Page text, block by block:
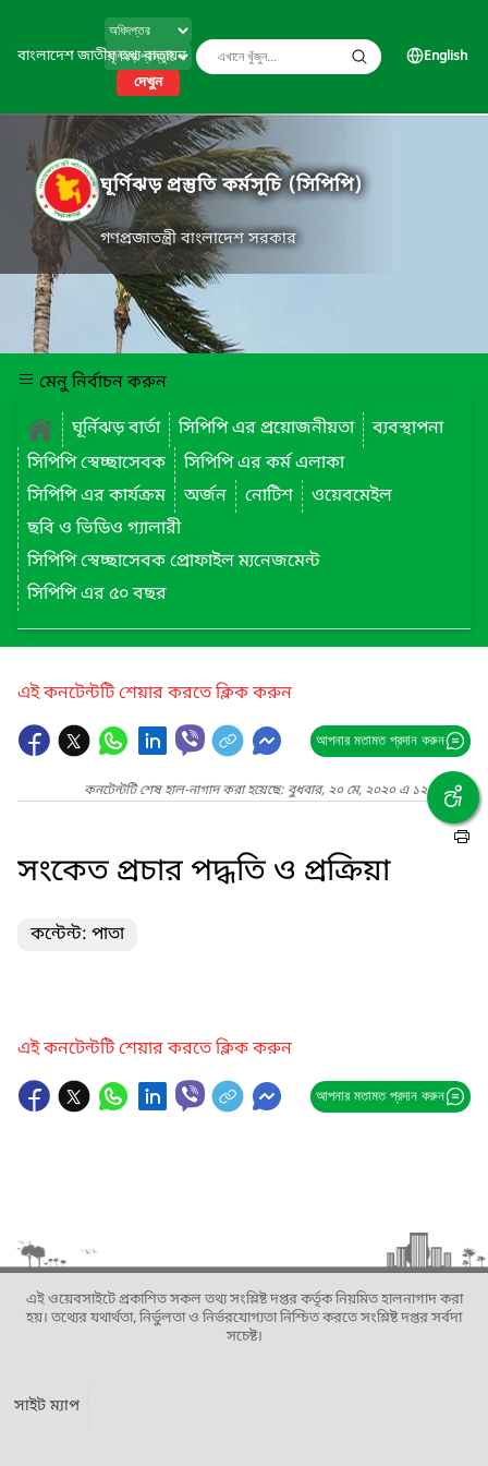
বাংলাদেশ জাতীয় তথ্য বাতায়ন
দেখুন
English
ঘূর্ণিঝড় প্রস্তুতি কর্মসূচি (সিপিপি)
গণপ্রজাতন্ত্রী বাংলাদেশ সরকার
মেনু নির্বাচন করুন
ঘূর্নিঝড় বার্তা
সিপিপি এর প্রয়োজনীয়তা
ব্যবস্থাপনা
সিপিপি স্বেচ্ছাসেবক
সিপিপি এর কর্ম এলাকা
সিপিপি এর কার্যক্রম
অর্জন নোটিশ
ওয়েবমেইল
ছবি ও ভিডিও গ্যালারী
সিপিপি স্বেচ্ছাসেবক প্রোফাইল ম্যনেজমেন্ট
সিপিপি এর ৫০ বছর
এই কনটেন্টটি শেয়ার করতে ক্লিক করুন
আপনার মতামত প্রদান করুন
কনটেন্টটি শেষ হাল-নাগাদ করা হয়েছে: বুধবার, ২০ মে, ২০২০ এ ১২:১৮ PM
সংকেত প্রচার পদ্ধতি ও প্রক্রিয়া
কন্টেন্ট: পাতা
এই কনটেন্টটি শেয়ার করতে ক্লিক করুন
আপনার মতামত প্রদান করুন
এই ওয়েবসাইটে প্রকাশিত সকল তথ্য সংশ্লিষ্ট দপ্তর কর্তৃক নিয়মিত হালনাগাদ করা
হয়। তথ্যের যথার্থতা, নির্ভুলতা ও নির্ভরযোগ্যতা নিশ্চিত করতে সংশ্লিষ্ট দপ্তর সর্বদা
সচেষ্ট।
সাইট ম্যাপ